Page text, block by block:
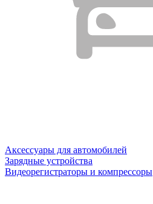
Аксессуары для автомобилей
Зарядные устройства
Видеорегистраторы и компрессоры